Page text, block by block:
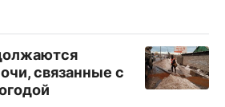
связанные с